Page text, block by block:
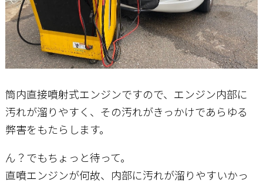
筒内直接噴射式エンジンですので、エンジン内部に
汚れが溜りやすく、その汚れがきっかけであらゆる
弊害をもたらします。
ん？でもちょっと待って。
直噴エンジンが何故、内部に汚れが溜りやすいかっ